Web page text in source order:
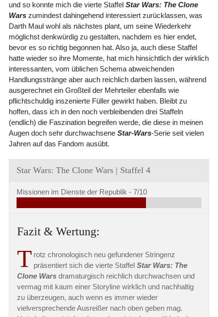
und so konnte mich die vierte Staffel Star Wars: The Clone
Warszumindest dahingehend interessiert zurücklassen, was
Darth Maul wohl als nächstes plant, um seine Wiederkehr
möglichst denkwürdig zu gestalten, nachdem es hier endet,
bevor es so richtig begonnen hat. Also ja, auch diese Staffel
hatte wieder so ihre Momente, hat mich hinsichtlich der wirklich
interessanten, vom üblichen Schema abweichenden
Handlungsstränge aber auch reichlich darben lassen, während
ausgerechnet ein Großteil der Mehrteiler ebenfalls wie
pflichtschuldig inszenierte Füller gewirkt haben. Bleibt zu
hoffen, dass ich in den noch verbleibenden drei Staffeln
(endlich) die Faszination begreifen werde, die diese in meinen
Augen doch sehr durchwachsene Star-Wars-Serie seit vielen
Jahren auf das Fandom ausübt.
Star Wars: The Clone Wars | Staffel 4
Missionen im Dienste der Republik - 7/10
Fazit & Wertung:
T rotz chronologisch neu gefundener Stringenz
präsentiert sich die vierte Staffel Star Wars: The
Clone Warsdramaturgisch reichlich durchwachsen und
vermag mit kaum einer Storyline wirklich und nachhaltig
zu überzeugen, auch wenn es immer wieder
vielversprechende Ausreißer nach oben geben mag.